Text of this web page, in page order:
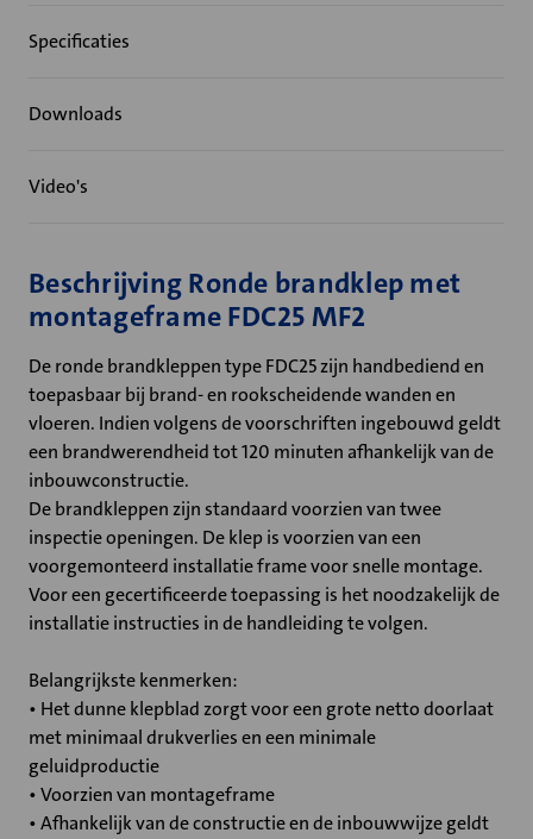
Specificaties
Downloads
Video's
Beschrijving Ronde brandklep met
montageframe FDC25 MF2
De ronde brandkleppen type FDC25 zijn handbediend en
toepasbaar bij brand- en rookscheidende wanden en
vloeren. Indien volgens de voorschriften ingebouwd geldt
een brandwerendheid tot 120 minuten afhankelijk van de
inbouwconstructie.
De brandkleppen zijn standaard voorzien van twee
inspectie openingen. De klep is voorzien van een
voorgemonteerd installatie frame voor snelle montage.
Voor een gecertificeerde toepassing is het noodzakelijk de
installatie instructies in de handleiding te volgen.
Belangrijkste kenmerken:
• Het dunne klepblad zorgt voor een grote netto doorlaat
met minimaal drukverlies en een minimale
geluidproductie
• Voorzien van montageframe
• Afhankelijk van de constructie en de inbouwwijze geldt